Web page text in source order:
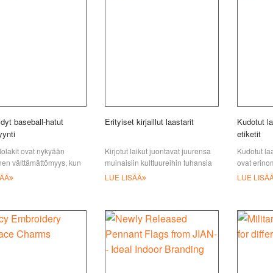
baseball-hatut
ovat nykyään
välttämättömyys, kun
ulos. On melko
Erityiset kirjaillut laastarit
Kirjotut laikut juontavat juurensa
muinaisiin kulttuureihin tuhansia
vuosia sitten tärkeinä
LUE LISÄÄ
Kudotut
etiketit
Kudotut
ovat
LUE